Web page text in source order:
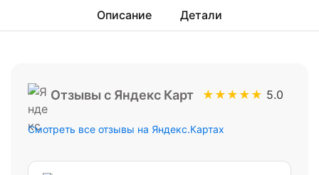
Описание Детали
Отзывы с Яндекс Карт ★★★★★ 5.0
Смотреть все отзывы на Яндекс.Картах